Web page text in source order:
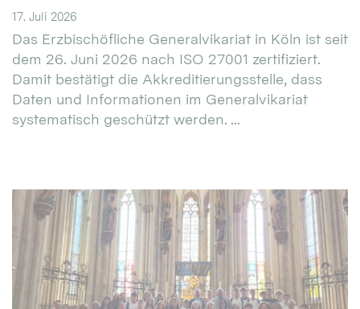
17. Juli 2026
Das Erzbischöfliche Generalvikariat in Köln ist seit
dem 26. Juni 2026 nach ISO 27001 zertifiziert.
Damit bestätigt die Akkreditierungsstelle, dass
Daten und Informationen im Generalvikariat
systematisch geschützt werden. ...